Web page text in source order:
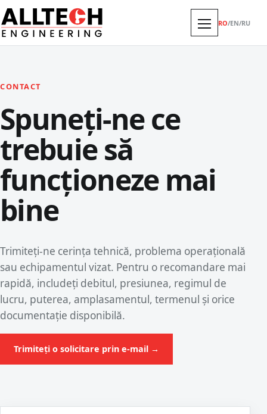
RO/EN/RU
CONTACT
Spuneți-ne ce
trebuie să
funcționeze mai
bine
Trimiteți-ne cerința tehnică, problema operațională
sau echipamentul vizat. Pentru o recomandare mai
rapidă, includeți debitul, presiunea, regimul de
lucru, puterea, amplasamentul, termenul și orice
documentație disponibilă.
Trimiteți o solicitare prin e-mail →